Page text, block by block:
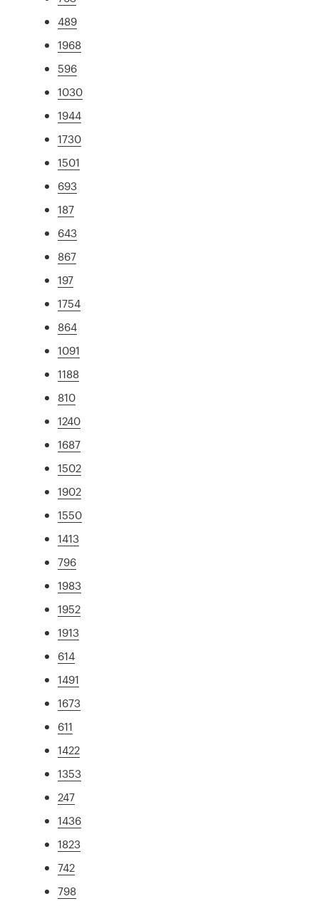
489
1968
596
1030
1944
1730
1501
693
187
643
867
197
1754
864
1091
1188
810
1240
1687
1502
1902
1550
1413
796
1983
1952
1913
614
1491
1673
611
1422
1353
247
1436
1823
742
798